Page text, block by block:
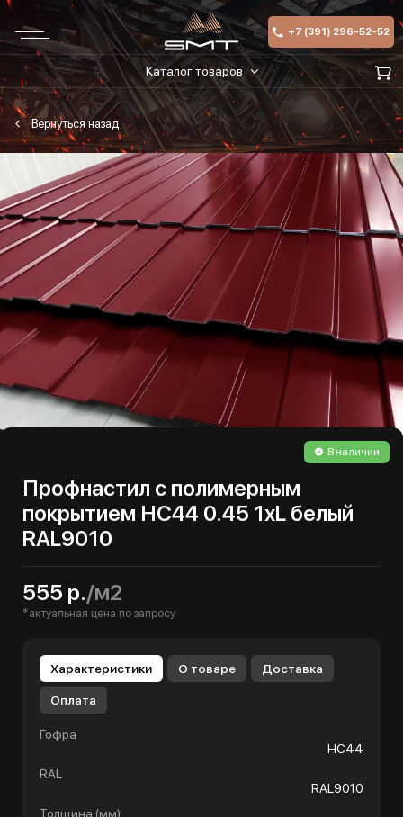
+7 (391) 296-52-52
Каталог товаров
В наличии
Профнастил с полимерным
покрытием НС44 0.45 1хL белый
RAL9010
555 р./м2
*актуальная цена по запросу
Характеристики О товаре Доставка
Оплата
Гофра
НС44
RAL
RAL9010
Толщина (мм)